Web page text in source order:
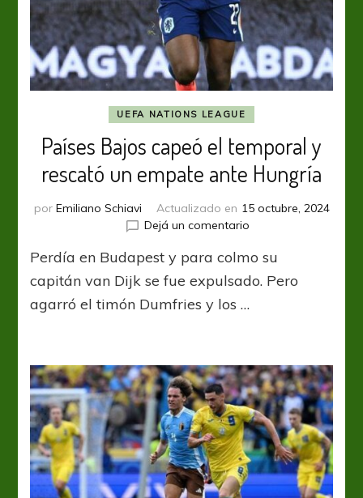
UEFA NATIONS LEAGUE
Países Bajos capeó el temporal y
rescató un empate ante Hungría
por Emiliano Schiavi Actualizado en 15 octubre, 2024
Dejá un comentarioen
Bajos
capeó
temporal
empate
ante
Hungría
Perdía en Budapest y para colmo su
capitán van Dijk se fue expulsado. Pero
agarró el timón Dumfries y los …